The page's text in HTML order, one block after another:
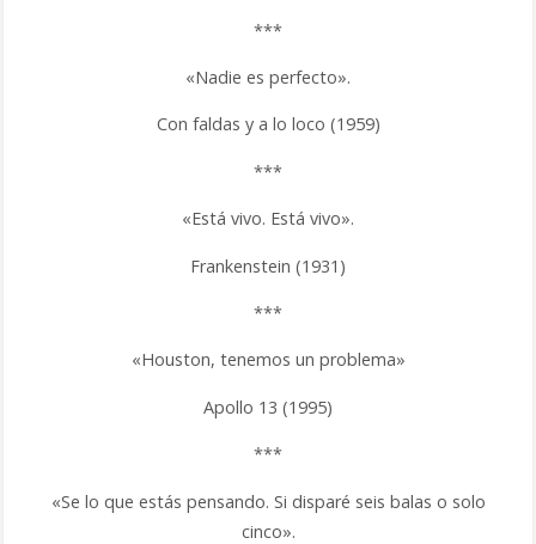
***
«Nadie es perfecto».
Con faldas y a lo loco (1959)
***
«Está vivo. Está vivo».
Frankenstein (1931)
***
«Houston, tenemos un problema»
Apollo 13 (1995)
***
«Se lo que estás pensando. Si disparé seis balas o solo
cinco».